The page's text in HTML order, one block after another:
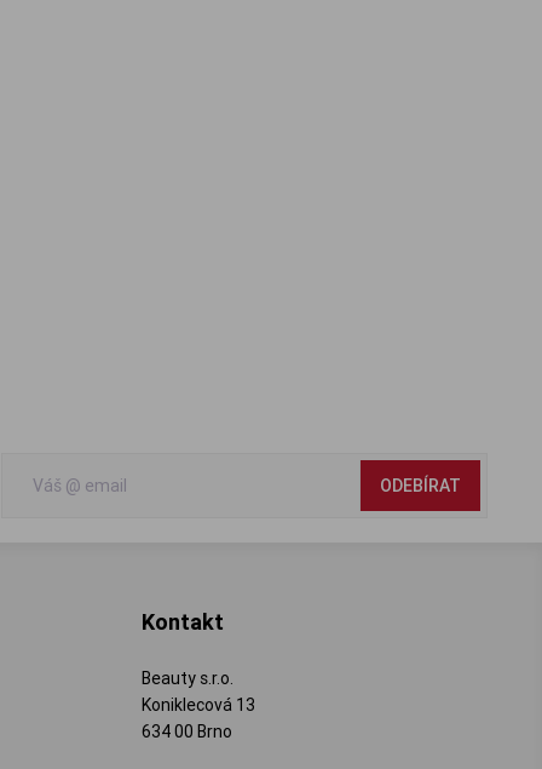
ODEBÍRAT
Kontakt
Beauty s.r.o.
Koniklecová 13
634 00 Brno